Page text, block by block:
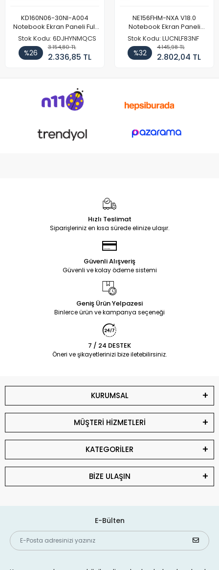
KD160N06-30NI-A004
Notebook Ekran Paneli Full
HD
Stok Kodu: 6DJHYNMQCS
%26
3.154,80 TL
2.336,85 TL
NE156FHM-NXA V18.0
Notebook Ekran Paneli
144Hz
Stok Kodu: LUCNLF83NF
%32
4.145,98 TL
2.802,04 TL
Hızlı Teslimat
Siparişleriniz en kısa sürede elinize ulaşır.
Güvenli Alışveriş
Güvenli ve kolay ödeme sistemi
Geniş Ürün Yelpazesi
Binlerce ürün ve kampanya seçeneği
7 / 24 DESTEK
Öneri ve şikayetlerinizi bize iletebilirsiniz.
KURUMSAL
MÜŞTERİ HİZMETLERİ
KATEGORİLER
BİZE ULAŞIN
E-Bülten